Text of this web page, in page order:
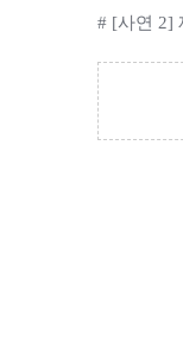
# [사연 2]